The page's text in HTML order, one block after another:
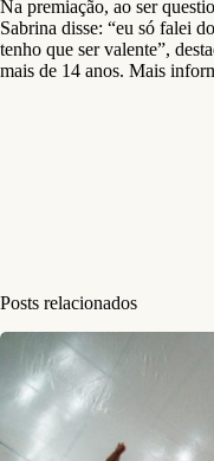
Na premiação, ao ser
Sabrina disse: “eu só falei
tenho que ser valente”,
mais de 14 anos. Mais
Posts relacionados